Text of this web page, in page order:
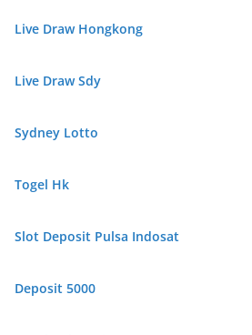
Live Draw Hongkong
Live Draw Sdy
Sydney Lotto
Togel Hk
Slot Deposit Pulsa Indosat
Deposit 5000